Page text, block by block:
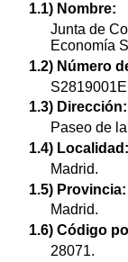
1.1) Nombre:
Junta de
Economía
1.2) Número
1.3) Dirección:
Paseo de
1.4) Localidad:
Madrid.
1.5) Provincia:
Madrid.
1.6) Código
28071.